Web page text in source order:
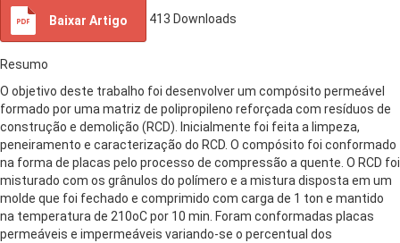
Baixar Artigo 413 Downloads
Resumo
O objetivo deste trabalho foi desenvolver um compósito permeável
formado por uma matriz de polipropileno reforçada com resíduos de
construção e demolição (RCD). Inicialmente foi feita a limpeza,
peneiramento e caracterização do RCD. O compósito foi conformado
na forma de placas pelo processo de compressão a quente. O RCD foi
misturado com os grânulos do polímero e a mistura disposta em um
molde que foi fechado e comprimido com carga de 1 ton e mantido
na temperatura de 210oC por 10 min. Foram conformadas placas
permeáveis e impermeáveis variando-se o percentual dos